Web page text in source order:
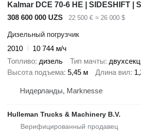
Kalmar DCE 70-6 HE | SIDESHIFT |
308 600 000 UZS
22 500 € ≈ 26 000 $
Дизельный погрузчик
2010
10 744 м/ч
Топливо дизель Тип мачты
Высота подъема 5,45 м Длина вил
Нидерланды, Marknesse
Hulleman Trucks & Machinery B.V.